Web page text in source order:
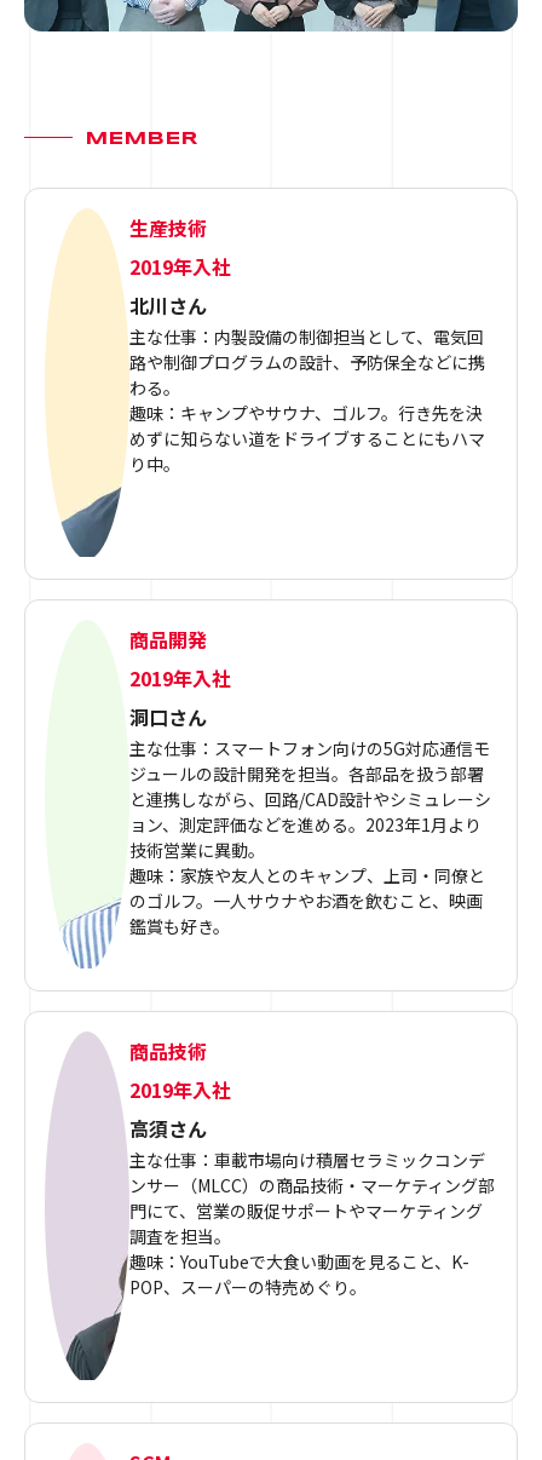
MEMBER
生産技術
2019年入社
北川さん
主な仕事：内製設備の制御担当として、電気回
路や制御プログラムの設計、予防保全などに携
わる。
趣味：キャンプやサウナ、ゴルフ。行き先を決
めずに知らない道をドライブすることにもハマ
り中。
商品開発
2019年入社
洞口さん
主な仕事：スマートフォン向けの5G対応通信モ
ジュールの設計開発を担当。各部品を扱う部署
と連携しながら、回路/CAD設計やシミュレーシ
ョン、測定評価などを進める。2023年1月より
技術営業に異動。
趣味：家族や友人とのキャンプ、上司・同僚と
のゴルフ。一人サウナやお酒を飲むこと、映画
鑑賞も好き。
商品技術
2019年入社
高須さん
主な仕事：車載市場向け積層セラミックコンデ
ンサー（MLCC）の商品技術・マーケティング部
門にて、営業の販促サポートやマーケティング
調査を担当。
趣味：YouTubeで大食い動画を見ること、K-
POP、スーパーの特売めぐり。